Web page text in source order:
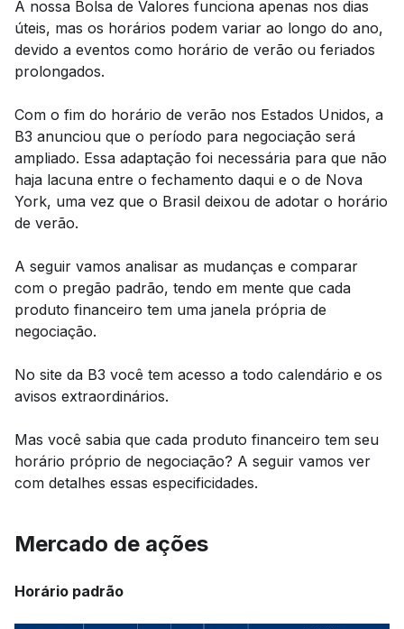
A nossa Bolsa de Valores funciona apenas nos dias
úteis, mas os horários podem variar ao longo do ano,
devido a eventos como horário de verão ou feriados
prolongados.
Com o fim do horário de verão nos Estados Unidos, a
B3 anunciou que o período para negociação será
ampliado. Essa adaptação foi necessária para que não
haja lacuna entre o fechamento daqui e o de Nova
York, uma vez que o Brasil deixou de adotar o horário
de verão.
A seguir vamos analisar as mudanças e comparar
com o pregão padrão, tendo em mente que cada
produto financeiro tem uma janela própria de
negociação.
No site da B3 você tem acesso a todo calendário e os
avisos extraordinários.
Mas você sabia que cada produto financeiro tem seu
horário próprio de negociação? A seguir vamos ver
com detalhes essas especificidades.
Mercado de ações
Horário padrão